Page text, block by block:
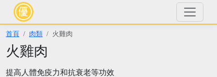
首頁 肉類 火雞肉
火雞肉
提高人體免疫力和抗衰老等功效